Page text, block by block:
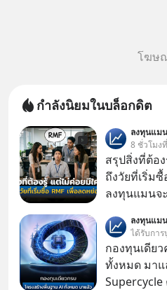
โฆษ
กำลังนิยมในบล็อกดิต
ลงทุนแมน
8 ชั่วโมง
สรุปสิ่งที่ต้อ
ถึงวัยที่เริ่ม
ลงทุนแมนจ
ภาษี หลายคนมักได้รับคำแนะนำให้
ลงทุนใน
หย่อนภาษีได้
สร้างความมั่งคั่ง
ลงทุนแมน
ได้รับกา
กองทุนเดีย
ทั้งหมด มา
Supercycle